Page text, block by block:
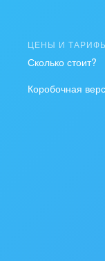
ЦЕНЫ И
Сколько стоит?
Коробочная